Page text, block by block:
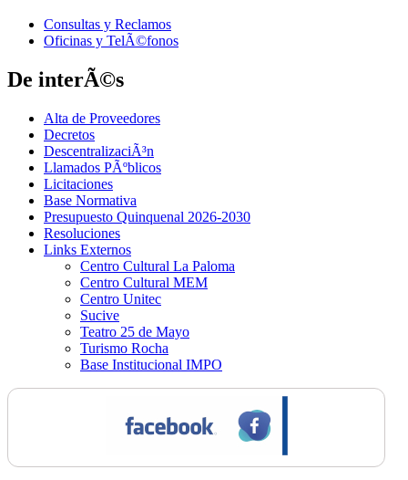
Consultas y Reclamos
Oficinas y TelÃ©fonos
De interÃ©s
Alta de Proveedores
Decretos
DescentralizaciÃ³n
Llamados PÃºblicos
Licitaciones
Base Normativa
Presupuesto Quinquenal 2026-2030
Resoluciones
Links Externos
Centro Cultural La Paloma
Centro Cultural MEM
Centro Unitec
Sucive
Teatro 25 de Mayo
Turismo Rocha
Base Institucional IMPO